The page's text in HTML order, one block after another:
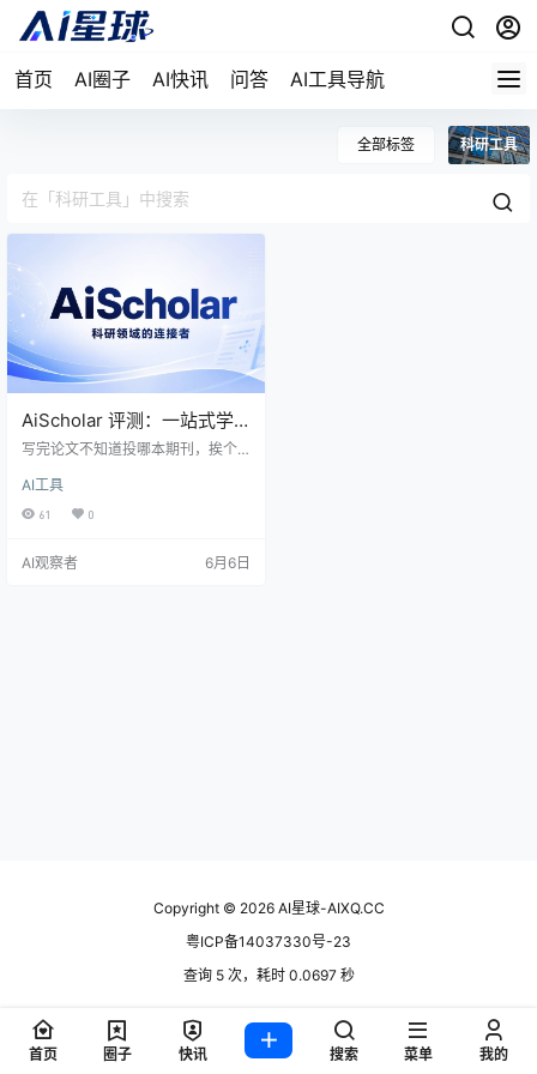
首页 AI圈子 AI快讯 问答 AI工具导航
全部标签 科研工具
AiScholar 评测：一站式学
术 AI 平台，靠 AI 期刊匹配
写完论文不知道投哪本期刊，挨个
蓝把这件事压缩到 10 秒，把标题摘
要丢进去，它能从 3000+ 期刊里挑
刊匹配、论文润色、在线审稿、版
AI工具
61 0
AI观察者 6月6日
Copyright © 2026AI星球-AIXQ.CC
粤ICP备14037330号-23
查询 5 次，耗时 0.0697 秒
首页 圈子 快讯 搜索 菜单 我的